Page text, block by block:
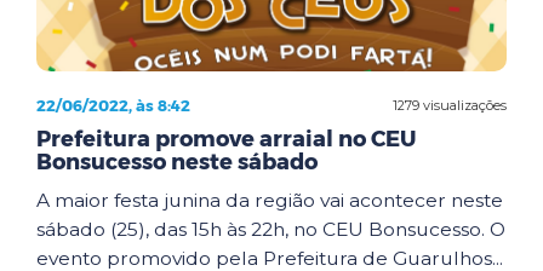
1279 visualizações
22/06/2022, às 8:42
Prefeitura promove arraial no CEU
Bonsucesso neste sábado
A maior festa junina da região vai acontecer neste
sábado (25), das 15h às 22h, no CEU Bonsucesso. O
evento promovido pela Prefeitura de Guarulhos...